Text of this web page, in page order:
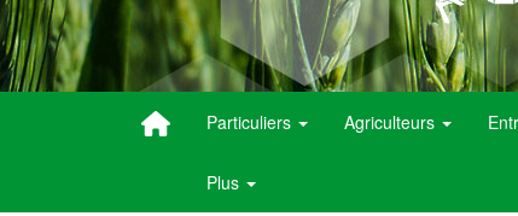
Particuliers Agriculteurs
Plus